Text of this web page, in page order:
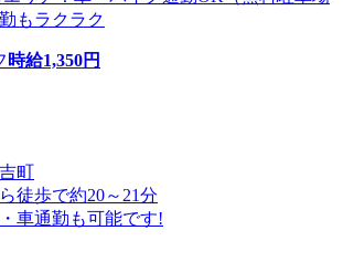
もラクラク
時給1,350円
町
徒歩で約20～21分
車通勤も可能です!